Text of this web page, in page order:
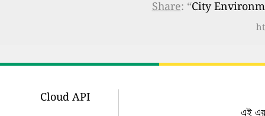
Share: “City
Cloud API
এই